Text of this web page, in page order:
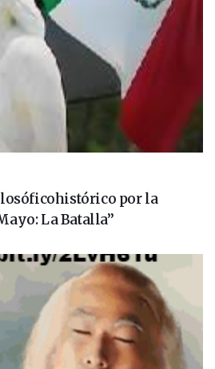
por la
La Batalla”